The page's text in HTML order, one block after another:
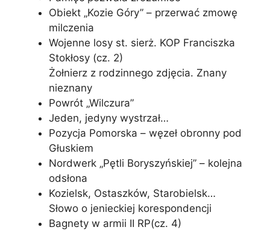
Obiekt „Kozie Góry” – przerwać zmowę
milczenia
Wojenne losy st. sierż. KOP Franciszka
Stokłosy (cz. 2)
Żołnierz z rodzinnego zdjęcia. Znany
nieznany
Powrót „Wilczura”
Jeden, jedyny wystrzał…
Pozycja Pomorska – węzeł obronny pod
Głuskiem
Nordwerk „Pętli Boryszyńskiej” – kolejna
odsłona
Kozielsk, Ostaszków, Starobielsk…
Słowo o jenieckiej korespondencji
Bagnety w armii II RP(cz. 4)